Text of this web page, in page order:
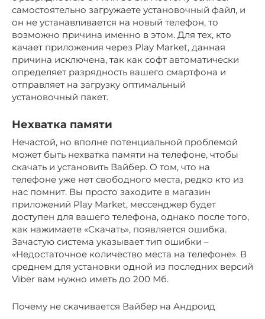
самостоятельно загружаете установочный файл, и
он не устанавливается на новый телефон, то
возможно причина именно в этом. Для тех, кто
качает приложения через Play Market, данная
причина исключена, так как софт автоматически
определяет разрядность вашего смартфона и
отправляет на загрузку оптимальный
установочный пакет.
Нехватка памяти
Нечастой, но вполне потенциальной проблемой
может быть нехватка памяти на телефоне, чтобы
скачать и установить Вайбер. О том, что на
телефоне уже нет свободного места, редко кто из
нас помнит. Вы просто заходите в магазин
приложений Play Market, мессенджер будет
доступен для вашего телефона, однако после того,
как нажимаете «Скачать», появляется ошибка.
Зачастую система указывает тип ошибки –
«Недостаточное количество места на телефоне». В
среднем для установки одной из последних версий
Viber вам нужно иметь до 200 Мб.
Почему не скачивается Вайбер на Андроид